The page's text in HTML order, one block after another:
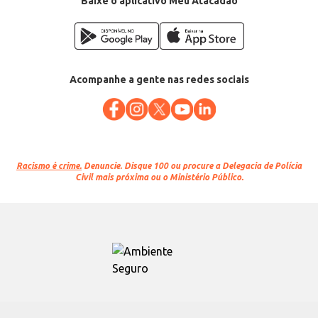
Acompanhe a gente nas redes sociais
Racismo é crime. Denuncie. Disque 100 ou procure a Delegacia de Polícia
Civil mais próxima ou o Ministério Público.